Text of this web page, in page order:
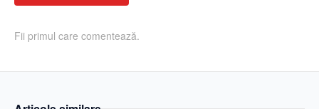
Fii primul care comentează.